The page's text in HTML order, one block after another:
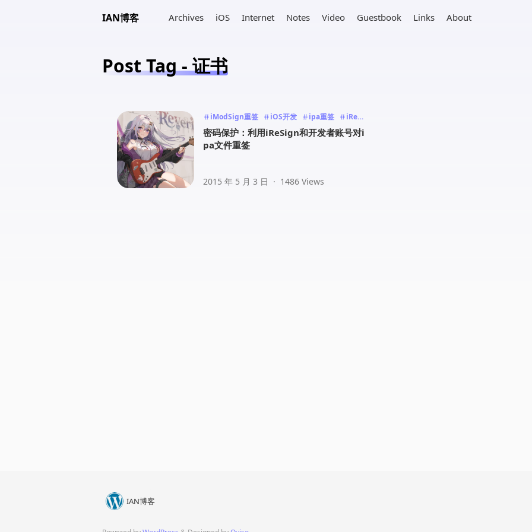
IAN博客 Archives iOS Internet Notes Video Guestbook Links About
Post Tag - 证书
iModSign重签 iOS开发 ipa重签
iReSi
gn重签
证书
密码保护：利用iReSign和开发者账号对i
pa文件重签
2015 年 5 月 3 日 · 1486 Views
IAN博客